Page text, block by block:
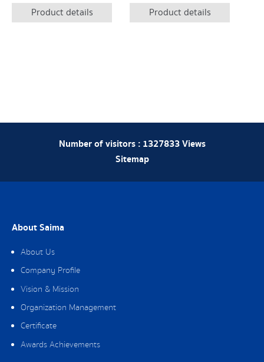
Product details Product details
Number of visitors : 1327833Views
Sitemap
About Saima
About Us
Company Profile
Vision & Mission
Organization Management
Certificate
Awards Achievements